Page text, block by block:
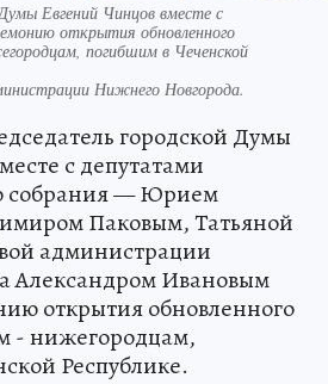
Евгений Чинцов вместе с
открытия обновленного
погибшим в Чеченской
Нижнего Новгорода.
городской Думы
с депутатами
собрания — Юрием
Паковым, Татьяной
администрации
Александром Ивановым
открытия обновленного
- нижегородцам,
Республике.